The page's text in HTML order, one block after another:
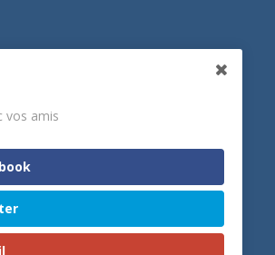
ET POLITIQUE DE
vos amis